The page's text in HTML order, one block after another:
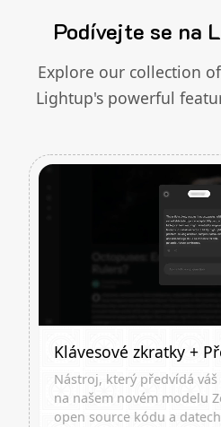
Podívejte se na
Explore our collection
Lightup's powerful
Klávesové zkratky +
Nástroj, který předvídá
na našem novém modelu
open source kódu a